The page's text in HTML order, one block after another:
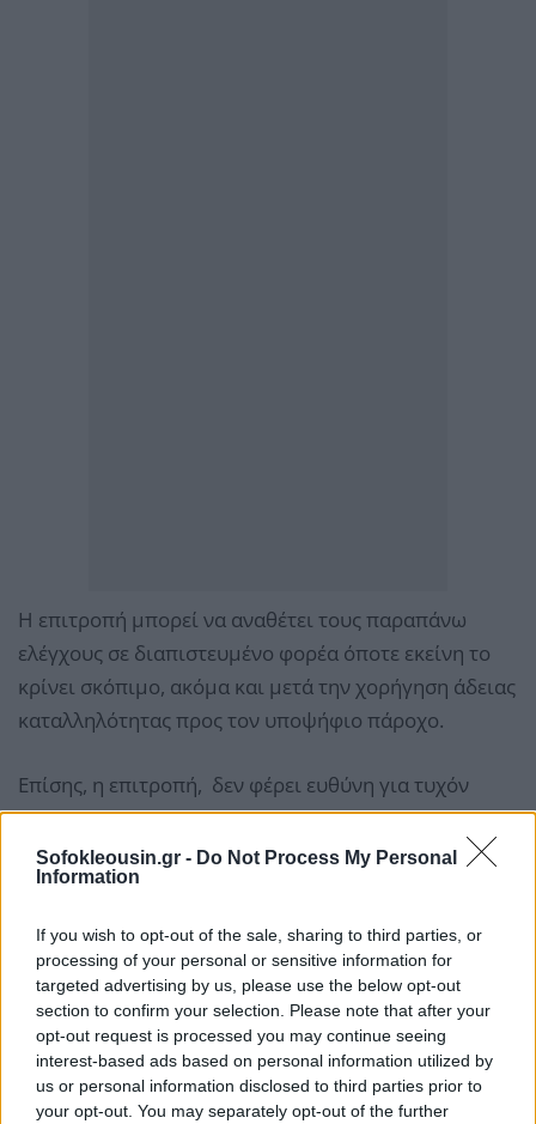
Sofokleousin.gr - Do Not Process My Personal
Information
If you wish to opt-out of the sale, sharing to third parties, or
processing of your personal or sensitive information for
targeted advertising by us, please use the below opt-out
section to confirm your selection. Please note that after your
opt-out request is processed you may continue seeing
interest-based ads based on personal information utilized by
us or personal information disclosed to third parties prior to
your opt-out. You may separately opt-out of the further
Η επιτροπή μπορεί να αναθέτει τους παραπάνω
ελέγχους σε διαπιστευμένο φορέα όποτε εκείνη το
κρίνει σκόπιμο, ακόμα και μετά την χορήγηση άδειας
καταλληλότητας προς τον υποψήφιο πάροχο.
Επίσης, η επιτροπή, δεν φέρει ευθύνη για τυχόν
αστοχίες του λογισμικού, οι οποίες θα εντοπιστούν
μετά τη χορήγηση της άδειας καταλληλότητας από
τις αρμόδιες αρχές της Α.Α.Δ.Ε. ή/ και
σεανάκληση άδειας του παρόχου.